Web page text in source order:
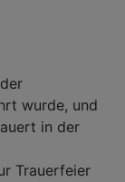
wurde, und
in der
Trauerfeier